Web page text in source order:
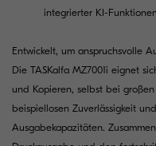
integrierter KI-
Entwickelt, um anspruchsvolle
Die TASKalfa MZ7001i eignet
und Kopieren, selbst bei
beispiellosen Zuverlässigkeit
Ausgabekapazitäten.